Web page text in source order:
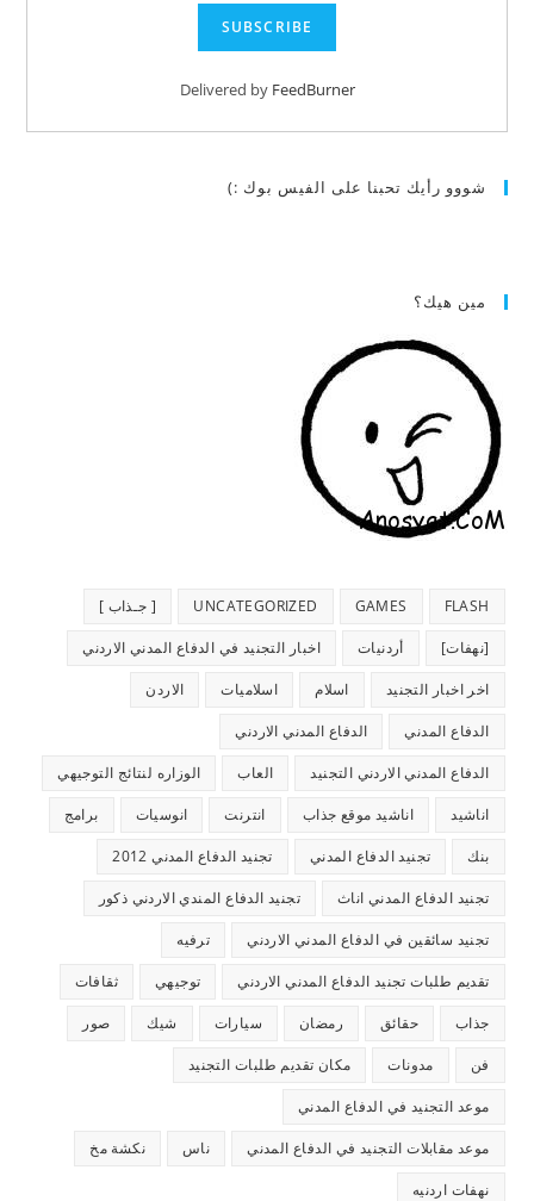
Delivered by FeedBurner
شووو رأيك تحبنا على الفيس بوك :)
مين هيك؟
FLASH
GAMES
UNCATEGORIZED [ جـذاب ]
[نهفات] أردنيات اخبار التجنيد في الدفاع المدني الاردني
اخر اخبار التجنيد اسلام اسلاميات الاردن
الدفاع المدني الدفاع المدني الاردني
الدفاع المدني الاردني التجنيد العاب الوزاره لنتائج التوجيهي
اناشيد اناشيد موقع جذاب انترنت انوسيات برامج
بنك تجنيد الدفاع المدني تجنيد الدفاع المدني 2012
تجنيد الدفاع المدني اناث تجنيد الدفاع المندي الاردني ذكور
تجنيد سائقين في الدفاع المدني الاردني ترفيه
تقديم طلبات تجنيد الدفاع المدني الاردني توجيهي ثقافات
جذاب حقائق رمضان سيارات شيك صور
فن مدونات مكان تقديم طلبات التجنيد
موعد التجنيد في الدفاع المدني
موعد مقابلات التجنيد في الدفاع المدني ناس نكشة مخ
نهفات اردنيه